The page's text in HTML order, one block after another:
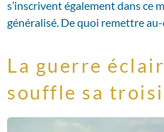
s’inscrivent également dans ce
généralisé. De quoi remettre
La guerre
souffle sa